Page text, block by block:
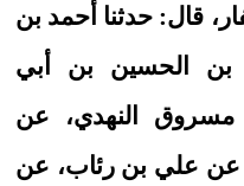
قال: حدثنا أحمد بن
الحسين بن أبي
مسروق النهدي، عن
عن علي بن رئاب، عن